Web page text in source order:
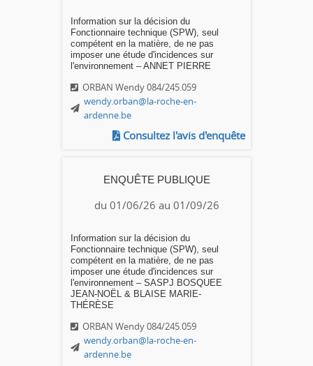
Information sur la décision du
Fonctionnaire technique (SPW), seul
compétent en la matière, de ne pas
imposer une étude d'incidences sur
l'environnement – ANNET PIERRE
ORBAN Wendy 084/245.059
wendy.orban@la-roche-en-
ardenne.be
Consultez l'avis d'enquête
ENQUÊTE PUBLIQUE
du 01/06/26 au 01/09/26
Information sur la décision du
Fonctionnaire technique (SPW), seul
compétent en la matière, de ne pas
imposer une étude d'incidences sur
l'environnement – SASPJ BOSQUEE
JEAN-NOËL & BLAISE MARIE-
THÉRÈSE
ORBAN Wendy 084/245.059
wendy.orban@la-roche-en-
ardenne.be